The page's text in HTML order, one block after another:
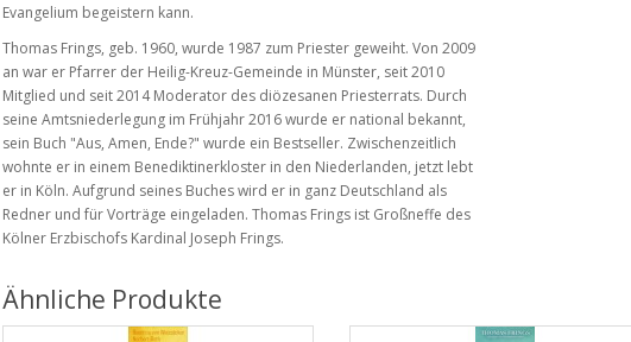
Evangelium begeistern kann.
Thomas Frings, geb. 1960, wurde 1987 zum Priester geweiht. Von 2009
an war er Pfarrer der Heilig-Kreuz-Gemeinde in Münster, seit 2010
Mitglied und seit 2014 Moderator des diözesanen Priesterrats. Durch
seine Amtsniederlegung im Frühjahr 2016 wurde er national bekannt,
sein Buch "Aus, Amen, Ende?" wurde ein Bestseller. Zwischenzeitlich
wohnte er in einem Benediktinerkloster in den Niederlanden, jetzt lebt
er in Köln. Aufgrund seines Buches wird er in ganz Deutschland als
Redner und für Vorträge eingeladen. Thomas Frings ist Großneffe des
Kölner Erzbischofs Kardinal Joseph Frings.
Ähnliche Produkte